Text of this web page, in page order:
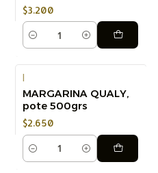
$3.200
Cantidad
|
MARGARINA QUALY,
pote 500grs
$2.650
Cantidad